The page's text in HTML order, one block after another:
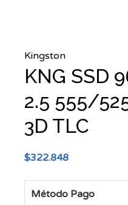
Kingston
KNG SSD
2.5 555/
3D TLC
$322.848
Método Pago